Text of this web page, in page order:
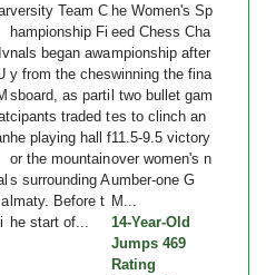
versity Team C
hampionship Fi
nals began awa
y from the ches
sboard, as parti
cipants traded t
he playing hall f
or the mountain
s surrounding A
lmaty. Before t
he start of...
he Women's Sp
eed Chess Cha
mpionship after
winning the fina
l two bullet gam
es to clinch an
11.5-9.5 victory
over women's n
umber-one G
M...
14-Year-Old
Jumps 469
Rating